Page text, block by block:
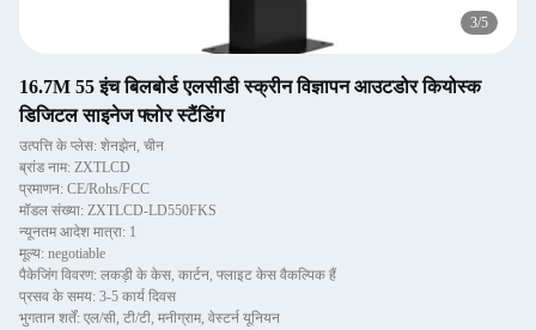
3/5
16.7M 55 इंच बिलबोर्ड एलसीडी स्क्रीन विज्ञापन आउटडोर कियोस्क
डिजिटल साइनेज फ्लोर स्टैंडिंग
उत्पत्ति के प्लेस: शेनझेन, चीन
ब्रांड नाम: ZXTLCD
प्रमाणन: CE/Rohs/FCC
मॉडल संख्या: ZXTLCD-LD550FKS
न्यूनतम आदेश मात्रा: 1
मूल्य: negotiable
पैकेजिंग विवरण: लकड़ी के केस, कार्टन, फ्लाइट केस वैकल्पिक हैं
प्रसव के समय: 3-5 कार्य दिवस
भुगतान शर्तें: एल/सी, टी/टी, मनीग्राम, वेस्टर्न यूनियन